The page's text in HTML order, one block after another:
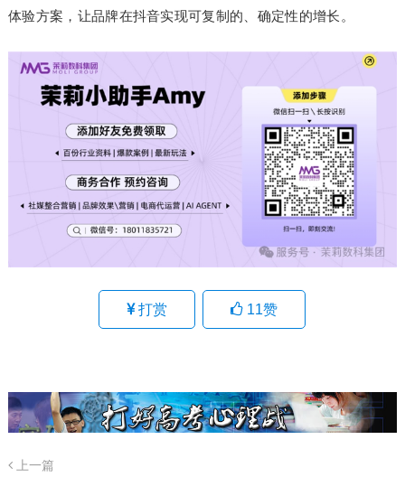
体验方案，让品牌在抖音实现可复制的、确定性的增长。
打赏 11赞
上一篇